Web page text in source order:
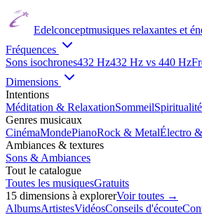
Edelconceptmusiques relaxantes et
Fréquences
Sons isochrones432 Hz432 Hz vs 440 Hz
Dimensions
Intentions
Méditation & RelaxationSommeilSpiritualité
Genres musicaux
CinémaMondePianoRock & MetalÉlectro
Ambiances & textures
Sons & Ambiances
Tout le catalogue
Toutes les musiquesGratuits
15 dimensions à explorerVoir toutes →
AlbumsArtistesVidéosConseils d'écoute